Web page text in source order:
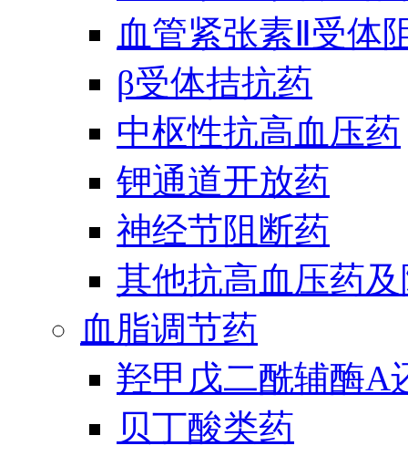
血管紧张素Ⅱ受体
β受体拮抗药
中枢性抗高血压药
钾通道开放药
神经节阻断药
其他抗高血压药
血脂调节药
羟甲戊二酰辅酶A
贝丁酸类药